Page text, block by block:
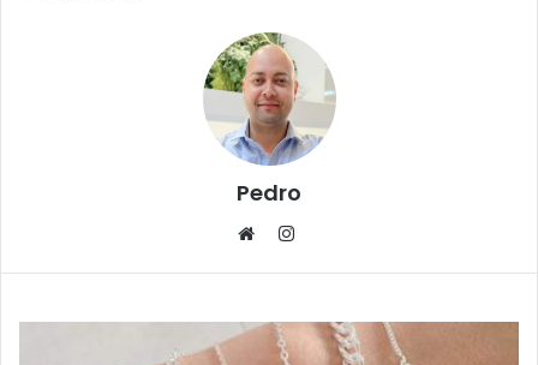
Pedro
b
I
t
a